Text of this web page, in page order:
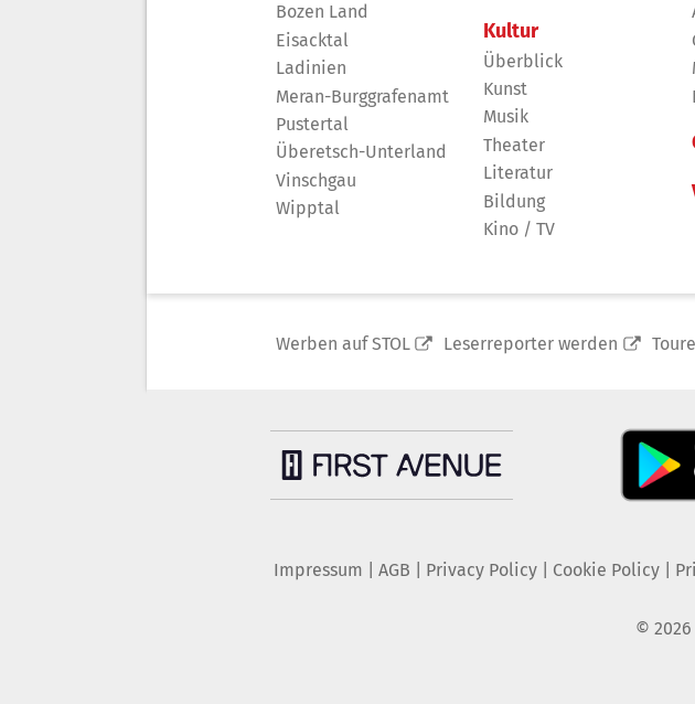
Bozen Land
Eisacktal
Ladinien
Meran-Burggrafenamt
Pustertal
Überetsch-Unterland
Vinschgau
Wipptal
Kultur
Überblick
Kunst
Musik
Theater
Literatur
Bildung
Kino / TV
Werben auf STOL Leserreporter werden
Impressum AGB Privacy Policy| Cookie Policy|
© 2026